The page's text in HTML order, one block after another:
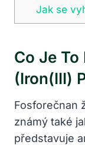
Jak se
Co Je
(Iron(III)
Fosforečnan
známý také
představuje